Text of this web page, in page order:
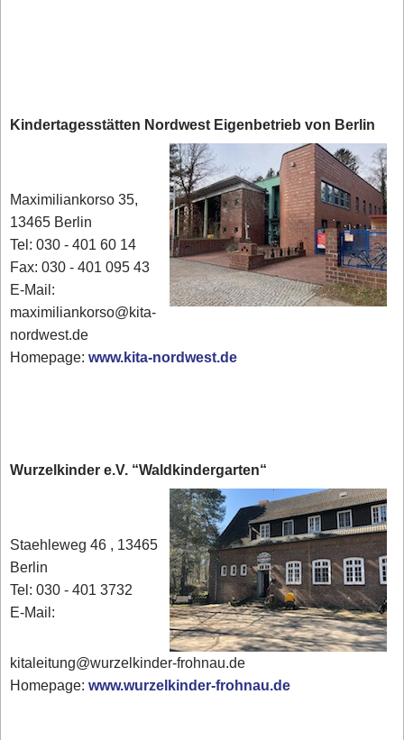
Kindertagesstätten Nordwest Eigenbetrieb von Berlin
Maximiliankorso 35,
13465 Berlin
Tel: 030 - 401 60 14
Fax: 030 - 401 095 43
E-Mail:
maximiliankorso@kita-
nordwest.de
Homepage:www.kita-nordwest.de
Wurzelkinder e.V. “Waldkindergarten“
Staehleweg 46 , 13465
Berlin
Tel: 030 - 401 3732
E-Mail:
kitaleitung@wurzelkinder-frohnau.de
Homepage:www.wurzelkinder-frohnau.de